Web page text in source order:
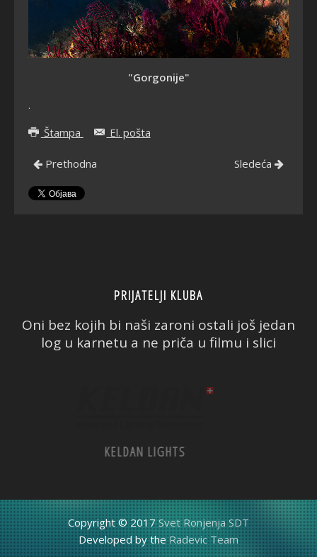
"Gorgonije"
.
Štampa
El. pošta
Prethodna Sledeća
PRIJATELJI KLUBA
Oni bez kojih bi naši zaroni ostali još jedan
log u karnetu a ne priča u filmu i slici
Copyright © 2017Svet Ronjenja SDT